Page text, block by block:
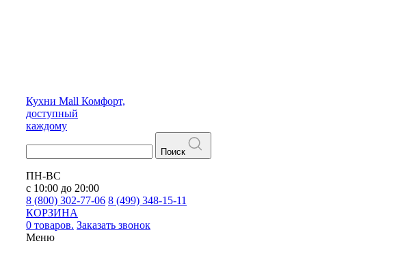
Кухни Mall Комфорт,
доступный
каждому
Поиск
ПН-ВС
с 10:00 до 20:00
8 (800) 302-77-06 8 (499) 348-15-11
КОРЗИНА
0 товаров. Заказать звонок
Меню